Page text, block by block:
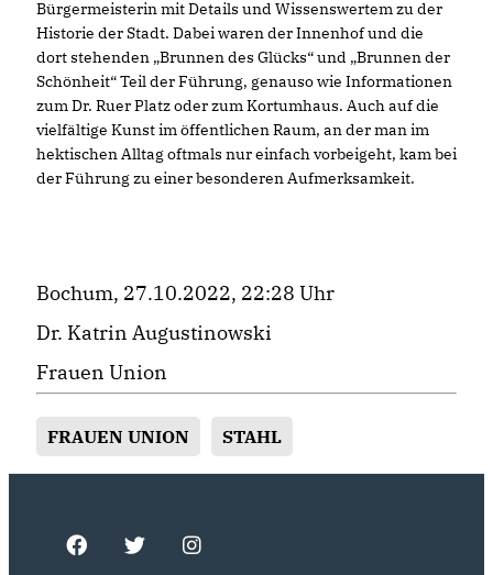
Bürgermeisterin mit Details und Wissenswertem zu der
Historie der Stadt. Dabei waren der Innenhof und die
dort stehenden „Brunnen des Glücks“ und „Brunnen der
Schönheit“ Teil der Führung, genauso wie Informationen
zum Dr. Ruer Platz oder zum Kortumhaus. Auch auf die
vielfältige Kunst im öffentlichen Raum, an der man im
hektischen Alltag oftmals nur einfach vorbeigeht, kam bei
der Führung zu einer besonderen Aufmerksamkeit.
Bochum, 27.10.2022, 22:28 Uhr
Dr. Katrin Augustinowski
Frauen Union
FRAUEN UNION STAHL